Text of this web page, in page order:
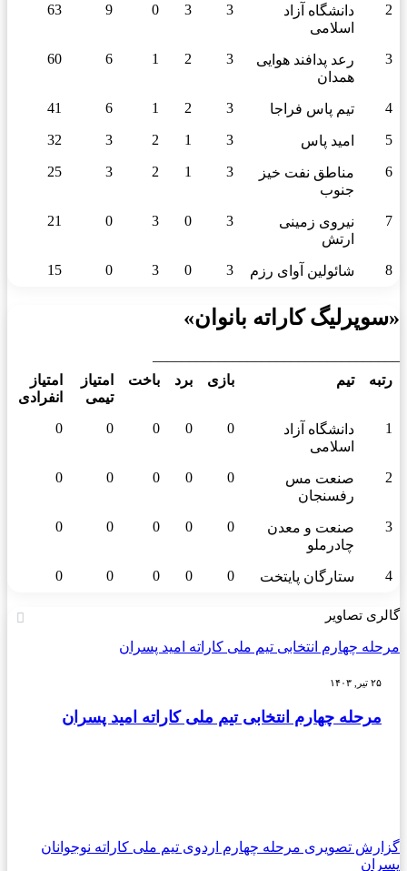
2
دانشگاه آزاد
اسلامی
3
3
0
9
63
3
رعد پدافند هوایی
همدان
3
2
1
6
60
4 تیم پاس فراجا 3
2
1
6
41
5 امید پاس 3
1
2
3
32
6
مناطق نفت خیز
جنوب
3
1
2
3
25
7
نیروی زمینی
ارتش
3
0
3
0
21
8 شائولین آوای رزم 3
0
3
0
15
«سوپرلیگ کاراته بانوان»
رتبه
تیم بازی برد باخت
امتیاز
تیمی
امتیاز
انفرادی
1
دانشگاه آزاد
اسلامی
0
0
0
0
0
2
صنعت مس
رفسنجان
0
0
0
0
0
3
صنعت و معدن
چادرملو
0
0
0
0
0
4 ستارگان پایتخت 0
0
0
0
0
گالری تصاویر
مرحله چهارم انتخابی تیم ملی کاراته امید پسران
۲۵ تیر, ۱۴۰۳
مرحله چهارم انتخابی تیم ملی کاراته امید پسران
گزارش تصویری مرحله چهارم اردوی تیم ملی کاراته نوجوانان
پسران